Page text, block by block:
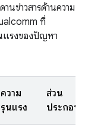
นข่าวสารด้านความ
ที่
แรงของปัญหา
ความ
รุนแรง
ส่วน
ประกอบ